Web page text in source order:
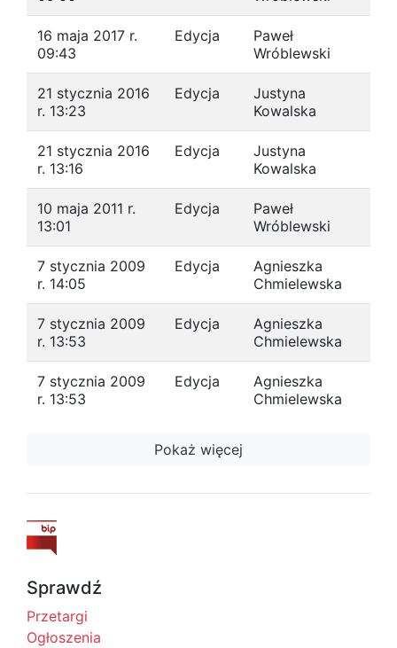
16 maja 2017 r.
09:43
Edycja
Paweł
Wróblewski
21 stycznia 2016
r. 13:23
Edycja
Justyna
Kowalska
21 stycznia 2016
r. 13:16
Edycja
Justyna
Kowalska
10 maja 2011 r.
13:01
Edycja
Paweł
Wróblewski
7 stycznia 2009
r. 14:05
Edycja
Agnieszka
Chmielewska
7 stycznia 2009
r. 13:53
Edycja
Agnieszka
Chmielewska
7 stycznia 2009
r. 13:53
Edycja
Agnieszka
Chmielewska
Pokaż więcej
Sprawdź
Przetargi
Ogłoszenia